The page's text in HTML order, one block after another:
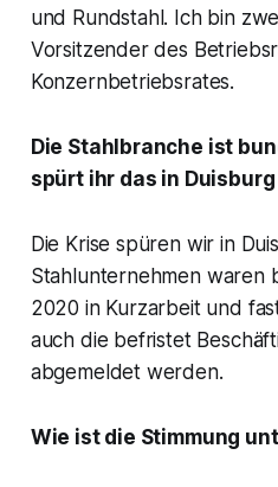
und Rundstahl. Ich bin
Vorsitzender des
Konzernbetriebsrates.
Die Stahlbranche ist
spürt ihr das in
Die Krise spüren wir in
Stahlunternehmen waren
2020 in Kurzarbeit und
auch die befristet
abgemeldet werden.
Wie ist die Stimmung